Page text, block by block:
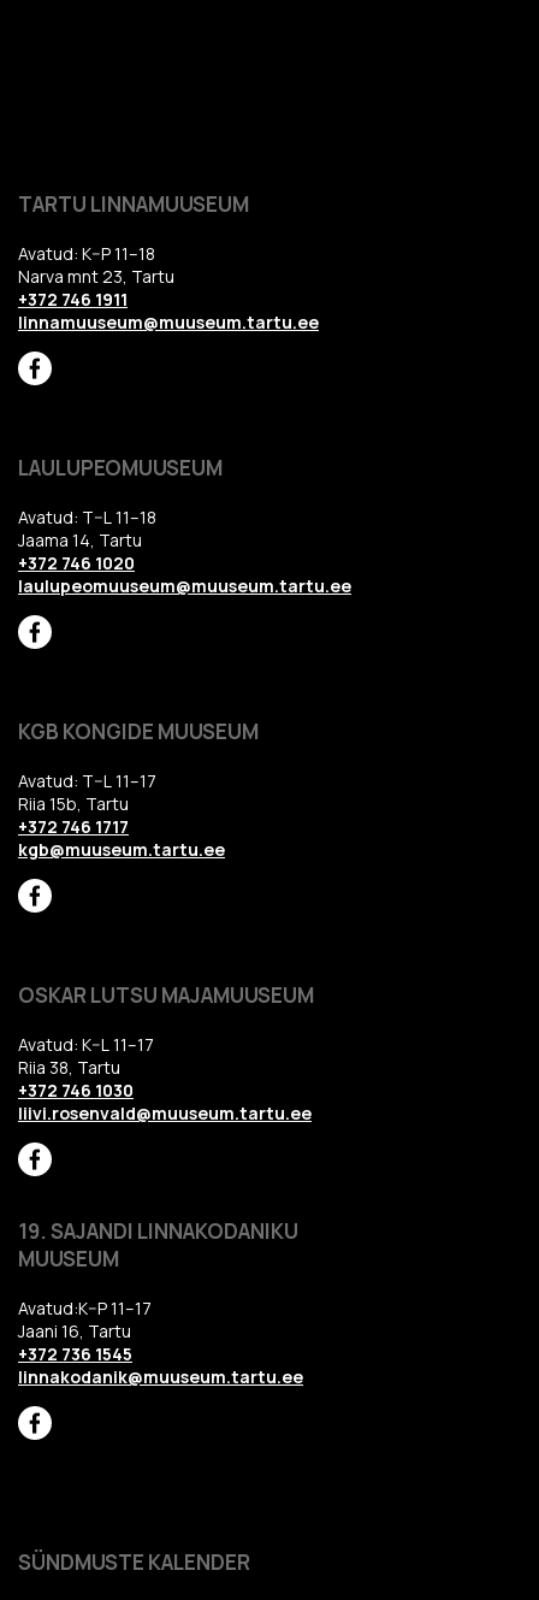
TARTU LINNAMUUSEUM
Avatud: K–P 11–18
Narva mnt 23, Tartu
+372 746 1911
linnamuuseum@muuseum.tartu.ee
LAULUPEOMUUSEUM
Avatud: T–L 11–18
Jaama 14, Tartu
+372 746 1020
laulupeomuuseum@muuseum.tartu.ee
KGB KONGIDE MUUSEUM
Avatud: T–L 11–17
Riia 15b, Tartu
+372 746 1717
kgb@muuseum.tartu.ee
OSKAR LUTSU MAJAMUUSEUM
Avatud: K–L 11–17
Riia 38, Tartu
+372 746 1030
liivi.rosenvald@muuseum.tartu.ee
19. SAJANDI LINNAKODANIKU
MUUSEUM
Avatud:K–P 11–17
Jaani 16, Tartu
+372 736 1545
linnakodanik@muuseum.tartu.ee
SÜNDMUSTE KALENDER